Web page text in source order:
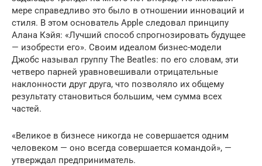
мере справедливо это было в отношении инноваций и
стиля. В этом основатель Apple следовал принципу
Алана Кэйя: «Лучший способ спрогнозировать будущее
— изобрести его». Своим идеалом бизнес-модели
Джобс называл группу The Beatles: по его словам, эти
четверо парней уравновешивали отрицательные
наклонности друг друга, что позволяло их общему
результату становиться большим, чем сумма всех
частей.
«Великое в бизнесе никогда не совершается одним
человеком — оно всегда совершается командой», —
утверждал предприниматель.